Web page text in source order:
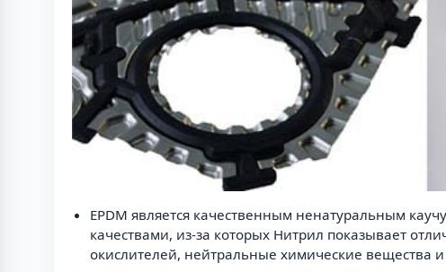
EPDM является качественным ненатуральным
качествами, из-за которых Нитрил показывает
окислителей, нейтральные химические вещества